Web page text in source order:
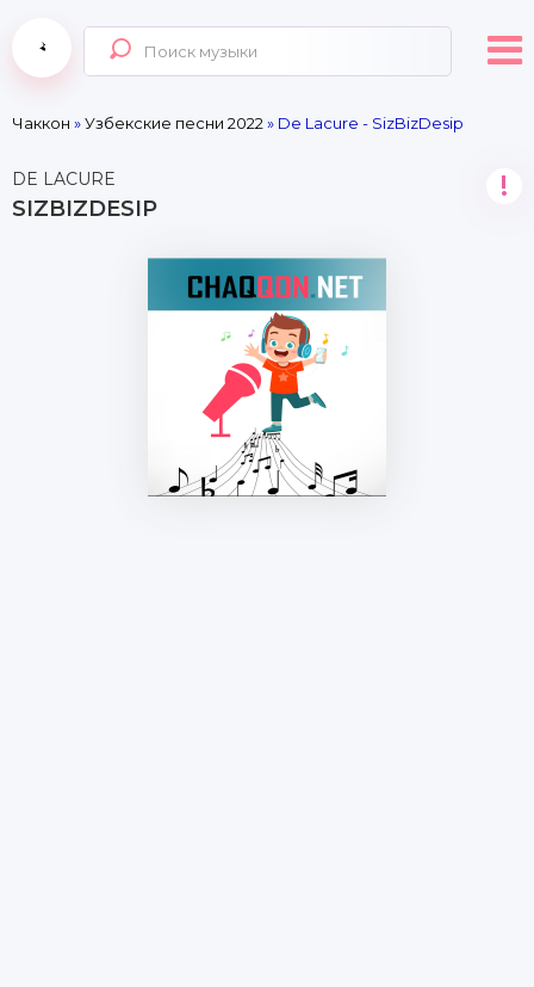
Чаккон »Узбекские песни 2022 » De Lacure - SizBizDesip
DE LACURE
SIZBIZDESIP
!